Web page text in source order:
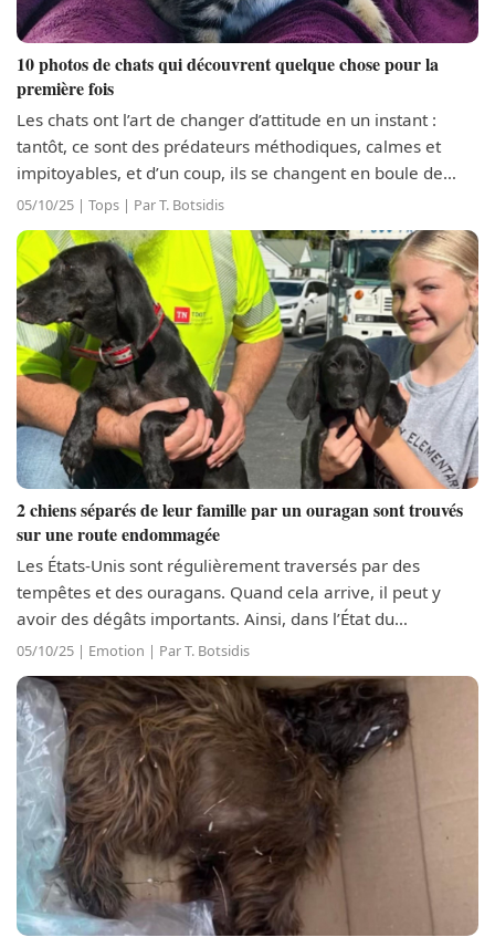
10 photos de chats qui découvrent quelque chose pour la
première fois
Les chats ont l’art de changer d’attitude en un instant :
tantôt, ce sont des prédateurs méthodiques, calmes et
impitoyables, et d’un coup, ils se changent en boule de
poils maladroite parce qu’ils ont été surpris ou ont tout
simplement raté leur...
05/10/25 | Tops | Par T. Botsidis
2 chiens séparés de leur famille par un ouragan sont trouvés
sur une route endommagée
Les États-Unis sont régulièrement traversés par des
tempêtes et des ouragans. Quand cela arrive, il peut y
avoir des dégâts importants. Ainsi, dans l’État du
Tennessee, Richard McNabb opérait des travaux pour
réparer une route frappée par...
05/10/25 | Emotion | Par T. Botsidis